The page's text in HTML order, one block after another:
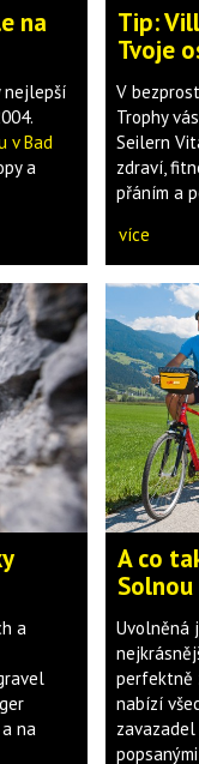
na
nejlepší
v Bad
a
Tip:
Tvoje
V
Trophy
Seilern
zdraví,
přáním a
více
a
a na
A co
Uvolněná
perfektně
nabízí